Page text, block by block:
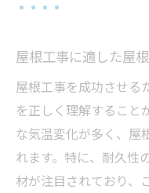
屋根工事に適した屋
屋根工事を成功させる
を正しく理解すること
な気温変化が多く、屋
れます。特に、耐久性
材が注目されており、